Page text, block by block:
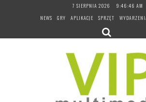
7 SIERPNIA 2026
9:46:47 AM
NEWS
GRY APLIKACJE SPRZĘT